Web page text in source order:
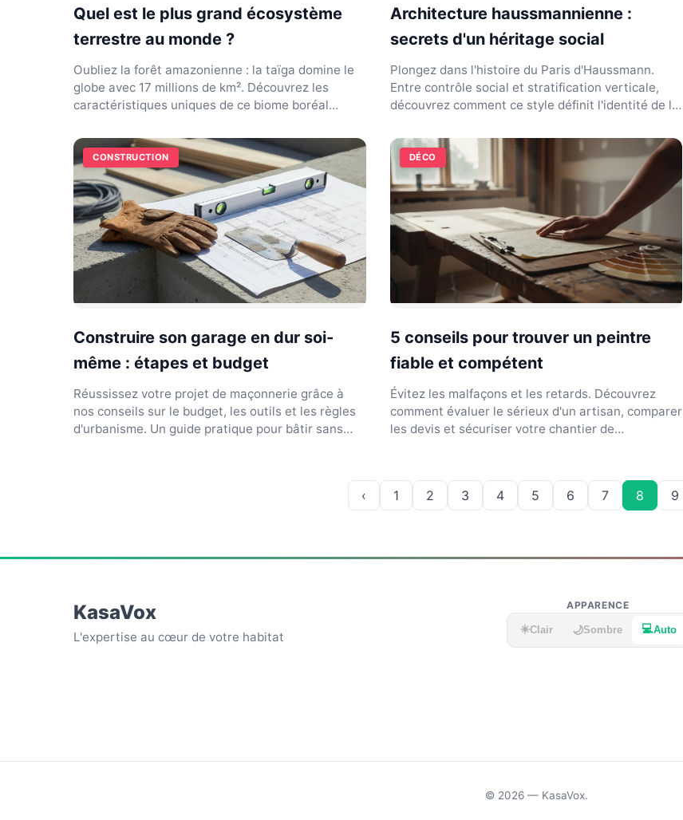
Quel est le plus grand écosystème
terrestre au monde ?
Oubliez la forêt amazonienne : la taïga domine le
globe avec 17 millions de km². Découvrez les
caractéristiques uniques de ce biome boréal
Architecture haussmannienne :
secrets d'un héritage social
Plongez dans l'histoire du Paris d'Haussmann.
Entre contrôle social et stratification verticale,
découvrez comment ce style définit l'identité de la
CONSTRUCTION
Construire son garage en dur soi-
même : étapes et budget
Réussissez votre projet de maçonnerie grâce à
nos conseils sur le budget, les outils et les règles
d'urbanisme. Un guide pratique pour bâtir sans
DÉCO
5 conseils pour trouver un peintre
fiable et compétent
Évitez les malfaçons et les retards. Découvrez
comment évaluer le sérieux d'un artisan, comparer
les devis et sécuriser votre chantier de
‹ 1 2 3 4 5 6 7 8 9
KasaVox
L'expertise au cœur de votre habitat
APPARENCE
☀️Clair 🌙Sombre 💻Auto
© 2026 — KasaVox.